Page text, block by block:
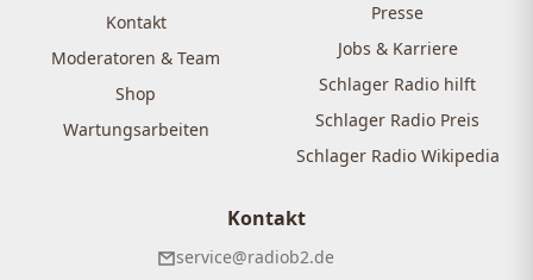
Kontakt
Moderatoren & Team
Shop
Wartungsarbeiten
Presse
Jobs & Karriere
Schlager Radio hilft
Schlager Radio Preis
Schlager Radio Wikipedia
Kontakt
service@radiob2.de